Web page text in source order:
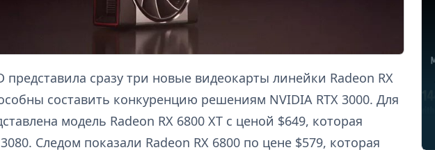
представила сразу три новые видеокарты линейки Radeon RX
составить конкуренцию решениям NVIDIA RTX 3000. Для
модель Radeon RX 6800 XT с ценой $649, которая
Следом показали Radeon RX 6800 по цене $579, которая